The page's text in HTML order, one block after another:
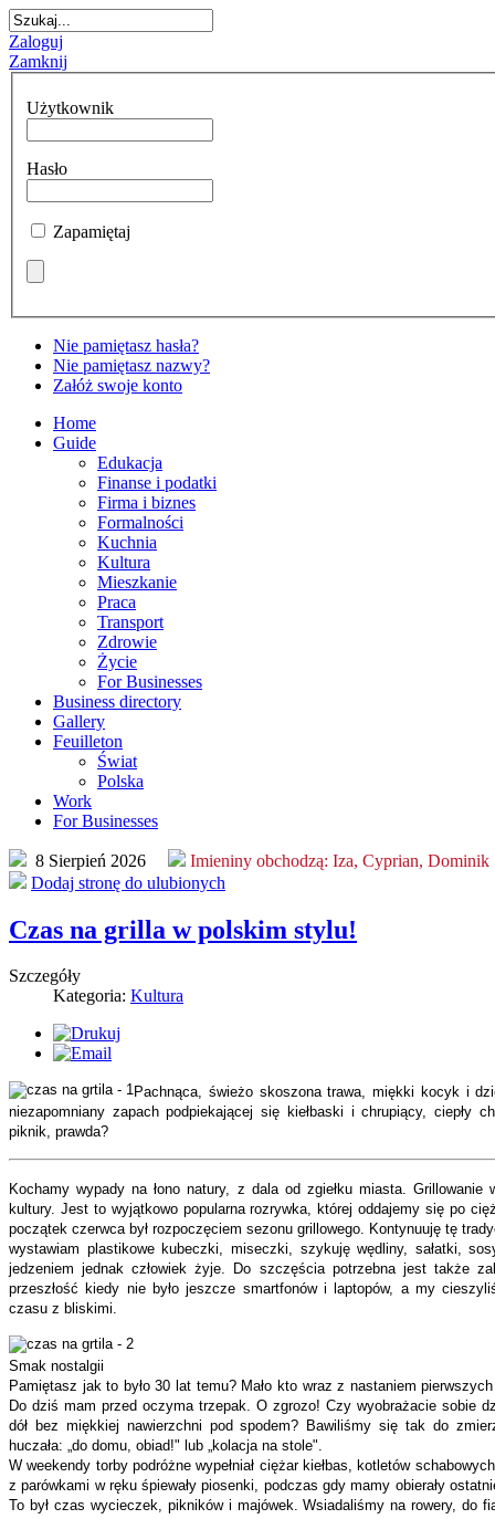
Zaloguj
Zamknij
Użytkownik
Hasło
Zapamiętaj
Nie pamiętasz hasła?
Nie pamiętasz nazwy?
Załóż swoje konto
Home
Guide
Edukacja
Finanse i podatki
Firma i biznes
Formalności
Kuchnia
Kultura
Mieszkanie
Praca
Transport
Zdrowie
Życie
For Businesses
Business directory
Gallery
Feuilleton
Świat
Polska
Work
For Businesses
8 Sierpień 2026 Imieniny obchodzą: Iza, Cyprian, Dominik
Dodaj stronę do ulubionych
Czas na grilla w polskim stylu!
Szczegóły
Kategoria: Kultura
Pachnąca, świeżo skoszona trawa, miękki kocyk i
niezapomniany zapach podpiekającej się kiełbaski i chrupiący, ciepły
piknik, prawda?
Kochamy wypady na łono natury, z dala od zgiełku miasta.
kultury. Jest to wyjątkowo popularna rozrywka, której oddajemy się po
początek czerwca był rozpoczęciem sezonu grillowego. Kontynuuję tę
wystawiam plastikowe kubeczki, miseczki, szykuję wędliny, sałatki,
jedzeniem jednak człowiek żyje. Do szczęścia potrzebna jest także
przeszłość kiedy nie było jeszcze smartfonów i laptopów, a my
czasu z bliskimi.
Smak nostalgii
Pamiętasz jak to było 30 lat temu? Mało kto wraz z nastaniem
Do dziś mam przed oczyma trzepak. O zgrozo! Czy wyobrażacie sobie
dół bez miękkiej nawierzchni pod spodem? Bawiliśmy się tak do
huczała: „do domu, obiad!" lub „kolacja na stole".
W weekendy torby podróżne wypełniał ciężar kiełbas, kotletów
z parówkami w ręku śpiewały piosenki, podczas gdy mamy obierały
To był czas wycieczek, pikników i majówek. Wsiadaliśmy na rowery, do